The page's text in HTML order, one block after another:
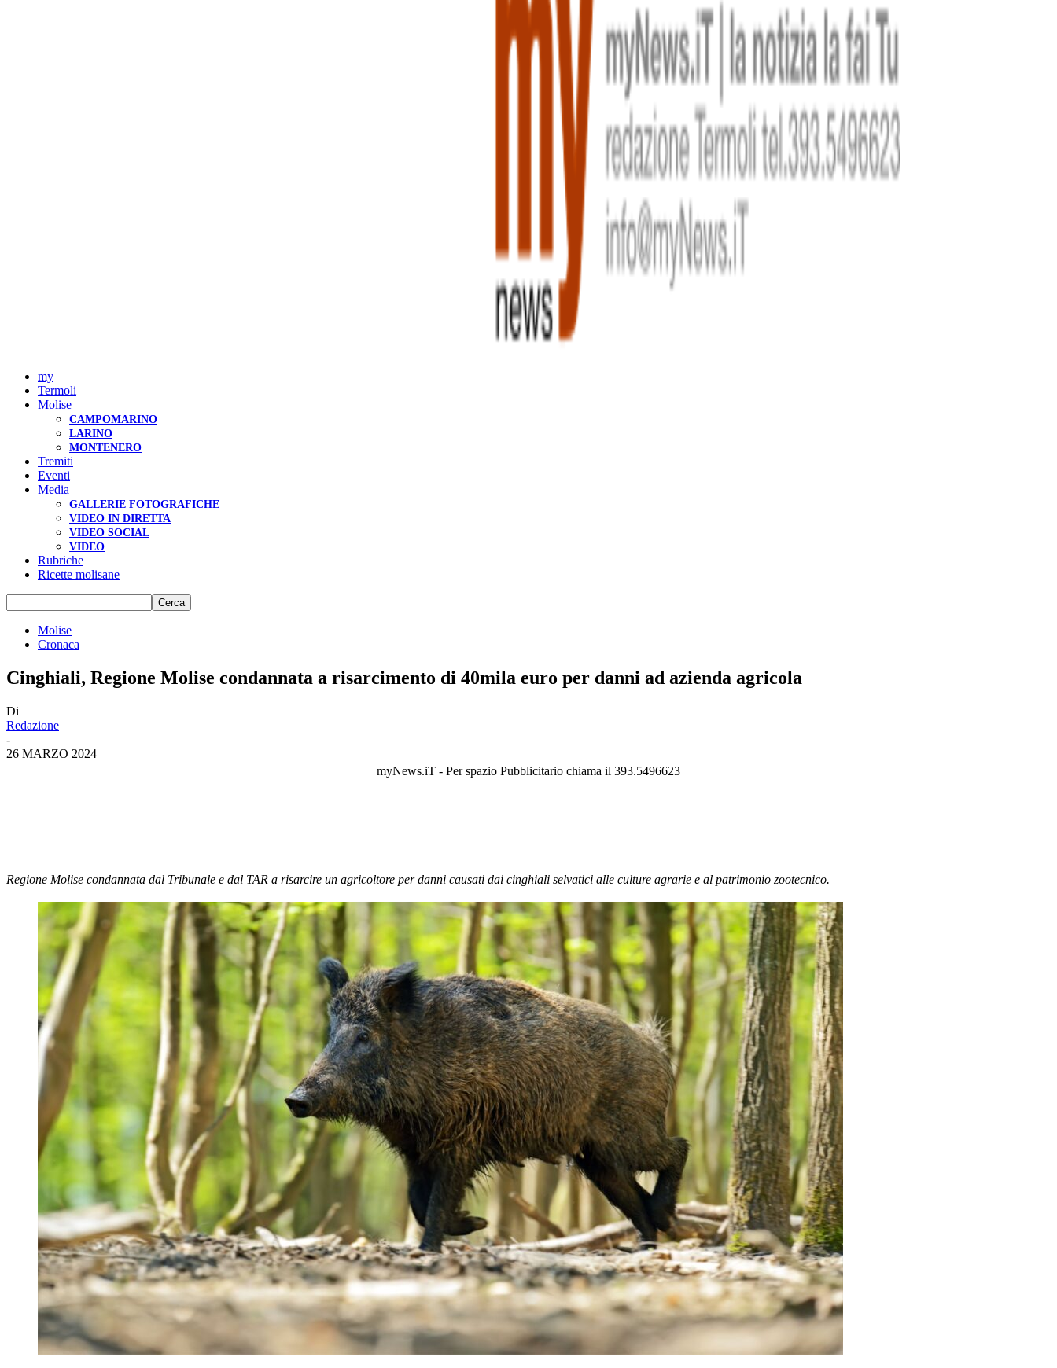
my
Termoli
Molise
CAMPOMARINO
LARINO
MONTENERO
Tremiti
Eventi
Media
GALLERIE FOTOGRAFICHE
VIDEO IN DIRETTA
VIDEO SOCIAL
VIDEO
Rubriche
Ricette molisane
Molise
Cronaca
Cinghiali, Regione Molise condannata a risarcimento di 40mila euro per danni ad azienda agricola
Di
Redazione
-
26 MARZO 2024
myNews.iT - Per spazio Pubblicitario chiama il 393.5496623
Regione Molise condannata dal Tribunale e dal TAR a risarcire un agricoltore per danni causati dai cinghiali selvatici alle culture agrarie e al patrimonio zootecnico.